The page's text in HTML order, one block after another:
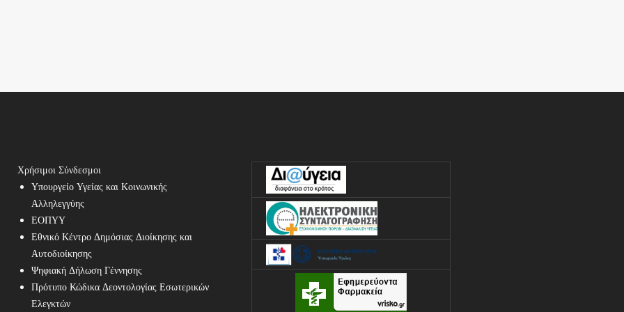
Χρήσιμοι Σύνδεσμοι
Υπουργείο Υγείας και Κοινωνικής
Αλληλεγγύης
ΕΟΠΥΥ
Εθνικό Κέντρο Δημόσιας Διοίκησης και
Αυτοδιοίκησης
Ψηφιακή Δήλωση Γέννησης
Πρότυπο Κώδικα Δεοντολογίας Εσωτερικών
Ελεγκτών